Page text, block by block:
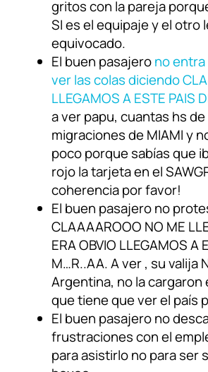
gritos con la pareja
SI es el equipaje y el otro
equivocado.
El buen pasajerono entra
ver las colas diciendo
LLEGAMOS A ESTE PAIS
a ver papu, cuantas hs
migraciones de MIAMI y
poco porque sabías que
rojo la tarjeta en el
coherencia por favor!
El buen pasajero no
CLAAAAROOO NO ME
ERA OBVIO LLEGAMOS A
M…R..AA. A ver , su valija
Argentina, no la cargaron
que tiene que ver el país
El buen pasajero no
frustraciones con el
para asistirlo no para ser